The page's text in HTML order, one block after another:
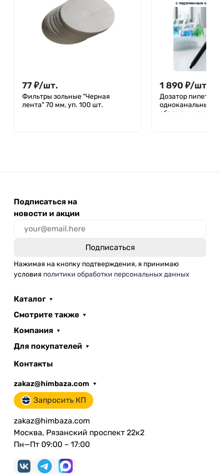
77₽/шт.
Фильтры зольные "Черная
лента" 70 мм, уп. 100 шт.
1 890 ₽/шт.
Дозатор
одноканальный,
объемом,
Подписаться на
новости и акции
Нажимая на кнопку подтверждения, я принимаю
условия политики обработки персональных данных
Каталог
Смотрите также
Компания
Для покупателей
Контакты
zakaz@himbaza.com
Запросить КП
zakaz@himbaza.com
Москва, Рязанский проспект 22к2
Пн—Пт 09:00 – 17:00